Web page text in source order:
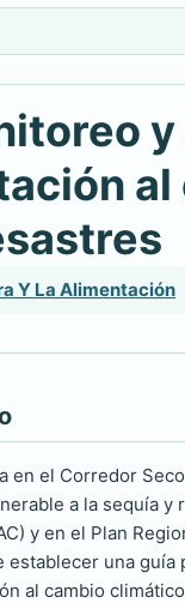
Y La Alimentación
en el Corredor
a la sequía
y en el Plan
establecer una
al cambio